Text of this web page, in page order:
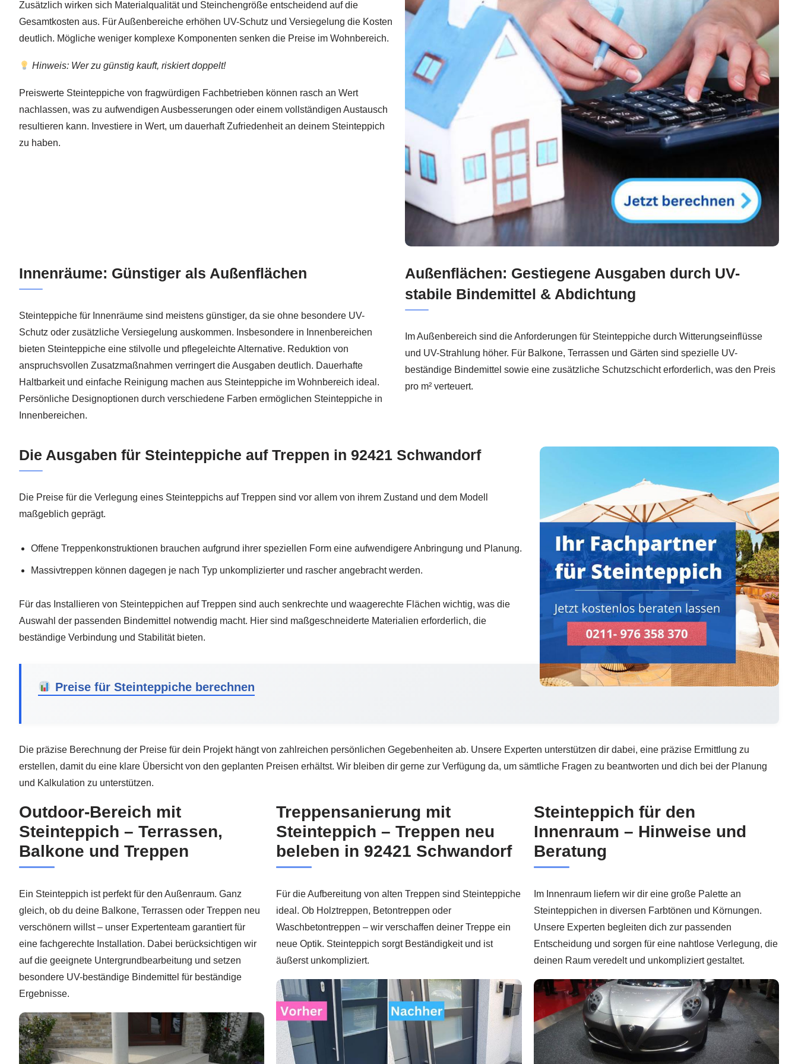
Zusätzlich wirken sich Materialqualität und Steinchengröße entscheidend auf die
Gesamtkosten aus. Für Außenbereiche erhöhen UV-Schutz und Versiegelung die Kosten
deutlich. Mögliche weniger komplexe Komponenten senken die Preise im Wohnbereich.
Hinweis: Wer zu günstig kauft, riskiert doppelt!
Preiswerte Steinteppiche von fragwürdigen Fachbetrieben können rasch an Wert
nachlassen, was zu aufwendigen Ausbesserungen oder einem vollständigen Austausch
resultieren kann. Investiere in Wert, um dauerhaft Zufriedenheit an deinem Steinteppich
zu haben.
Innenräume: Günstiger als Außenflächen
Steinteppiche für Innenräume sind meistens günstiger, da sie ohne besondere UV-
Schutz oder zusätzliche Versiegelung auskommen. Insbesondere in Innenbereichen
bieten Steinteppiche eine stilvolle und pflegeleichte Alternative. Reduktion von
anspruchsvollen Zusatzmaßnahmen verringert die Ausgaben deutlich. Dauerhafte
Haltbarkeit und einfache Reinigung machen aus Steinteppiche im Wohnbereich ideal.
Persönliche Designoptionen durch verschiedene Farben ermöglichen Steinteppiche in
Innenbereichen.
Außenflächen: Gestiegene Ausgaben durch UV-
stabile Bindemittel & Abdichtung
Im Außenbereich sind die Anforderungen für Steinteppiche durch Witterungseinflüsse
und UV-Strahlung höher. Für Balkone, Terrassen und Gärten sind spezielle UV-
beständige Bindemittel sowie eine zusätzliche Schutzschicht erforderlich, was den Preis
pro m² verteuert.
Die Ausgaben für Steinteppiche auf Treppen in 92421 Schwandorf
Die Preise für die Verlegung eines Steinteppichs auf Treppen sind vor allem von ihrem Zustand und dem Modell
maßgeblich geprägt.
Offene Treppenkonstruktionen brauchen aufgrund ihrer speziellen Form eine aufwendigere Anbringung und Planung.
Massivtreppen können dagegen je nach Typ unkomplizierter und rascher angebracht werden.
Für das Installieren von Steinteppichen auf Treppen sind auch senkrechte und waagerechte Flächen wichtig, was die
Auswahl der passenden Bindemittel notwendig macht. Hier sind maßgeschneiderte Materialien erforderlich, die
beständige Verbindung und Stabilität bieten.
Preise für Steinteppiche berechnen
Die präzise Berechnung der Preise für dein Projekt hängt von zahlreichen persönlichen Gegebenheiten ab. Unsere Experten unterstützen dir dabei, eine präzise Ermittlung zu
erstellen, damit du eine klare Übersicht von den geplanten Preisen erhältst. Wir bleiben dir gerne zur Verfügung da, um sämtliche Fragen zu beantworten und dich bei der Planung
und Kalkulation zu unterstützen.
Outdoor-Bereich mit
Steinteppich – Terrassen,
Balkone und Treppen
Ein Steinteppich ist perfekt für den Außenraum. Ganz
gleich, ob du deine Balkone, Terrassen oder Treppen neu
verschönern willst – unser Expertenteam garantiert für
eine fachgerechte Installation. Dabei berücksichtigen wir
auf die geeignete Untergrundbearbeitung und setzen
besondere UV-beständige Bindemittel für beständige
Ergebnisse.
Treppensanierung mit
Steinteppich – Treppen neu
beleben in 92421 Schwandorf
Für die Aufbereitung von alten Treppen sind Steinteppiche
ideal. Ob Holztreppen, Betontreppen oder
Waschbetontreppen – wir verschaffen deiner Treppe ein
neue Optik. Steinteppich sorgt Beständigkeit und ist
äußerst unkompliziert.
Steinteppich für den
Innenraum – Hinweise und
Beratung
Im Innenraum liefern wir dir eine große Palette an
Steinteppichen in diversen Farbtönen und Körnungen.
Unsere Experten begleiten dich zur passenden
Entscheidung und sorgen für eine nahtlose Verlegung, die
deinen Raum veredelt und unkompliziert gestaltet.